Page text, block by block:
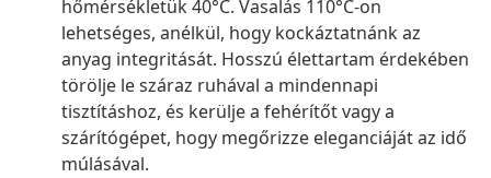
hőmérsékletük 40°C. Vasalás 110°C-on
lehetséges, anélkül, hogy kockáztatnánk az
anyag integritását. Hosszú élettartam érdekében
törölje le száraz ruhával a mindennapi
tisztításhoz, és kerülje a fehérítőt vagy a
szárítógépet, hogy megőrizze eleganciáját az idő
múlásával.